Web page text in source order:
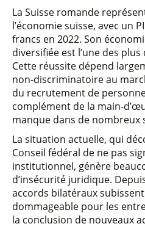
La Suisse romande
l’économie suisse, avec un
francs en 2022. Son
diversifiée est l’une des
Cette réussite dépend
non-discriminatoire au
du recrutement de
complément de la main-
manque dans de nombreux
La situation actuelle, qui
Conseil fédéral de ne pas
institutionnel, génère
d’insécurité juridique.
accords bilatéraux
dommageable pour les
la conclusion de nouveaux